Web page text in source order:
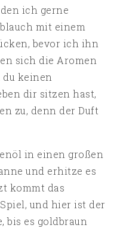
ich gerne
mit einem
bevor ich ihn
sich die Aromen
keinen
dir sitzen hast,
zu, denn der Duft
in einen großen
und erhitze es
kommt das
und hier ist der
bis es goldbraun